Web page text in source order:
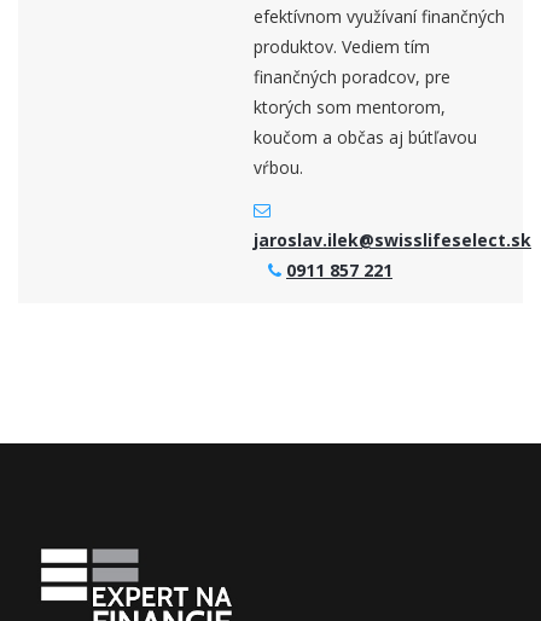
efektívnom využívaní finančných
produktov. Vediem tím
finančných poradcov, pre
ktorých som mentorom,
koučom a občas aj bútľavou
vŕbou.
jaroslav.ilek@swisslifeselect.sk
0911 857 221